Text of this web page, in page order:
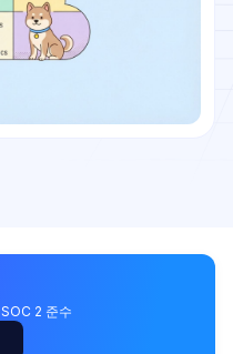
SOC 2 준수